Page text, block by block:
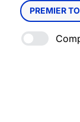
PREMIER